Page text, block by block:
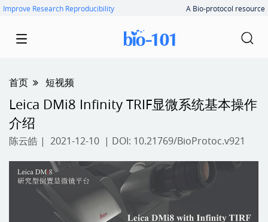
Improve Research Reproducibility A Bio-protocol resource
首页 短视频
Leica DMi8 Infinity TRIF显微系统基本操作
介绍
陈云皓 | 2021-12-10 | DOI: 10.21769/BioProtoc.v921